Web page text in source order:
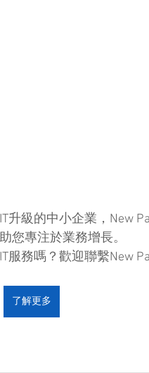
級的中小企業，New
您專注於業務增長。
服務嗎？歡迎聯繫New
了解更多